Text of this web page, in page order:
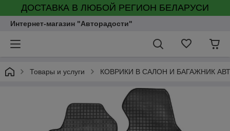
ДОСТАВКА В ЛЮБОЙ РЕГИОН БЕЛАРУСИ
Интернет-магазин "Авторадости"
Товары и услуги КОВРИКИ В САЛОН И БАГАЖНИК